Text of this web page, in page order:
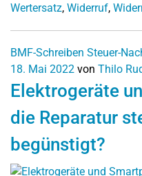
Wertersatz, Widerruf,
BMF-Schreiben Steuer-
18. Mai 2022 von Thilo
Elektrogeräte
die Reparatur
begünstigt?